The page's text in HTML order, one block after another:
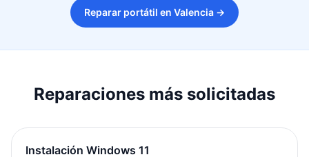
Reparar portátil en Valencia →
Reparaciones más solicitadas
Instalación Windows 11